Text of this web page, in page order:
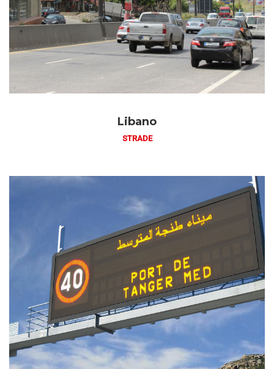
Libano
STRADE